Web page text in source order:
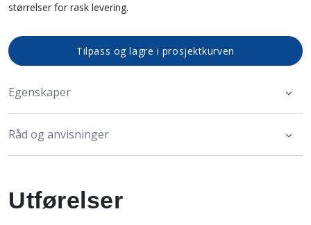
størrelser for rask levering.
Tilpass og lagre i prosjektkurven
Egenskaper
Råd og anvisninger
Utførelser